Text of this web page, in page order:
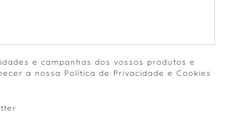
e campanhas dos vossos produtos e
a nossa Política de Privacidade e Cookies